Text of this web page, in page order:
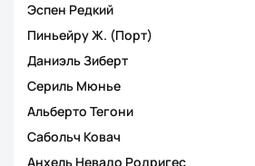
Эспен Редкий
Пиньейру Ж. (Порт)
Даниэль Зиберт
Сериль Мюнье
Альберто Тегони
Сабольч Ковач
Анхель Невадо Родригес